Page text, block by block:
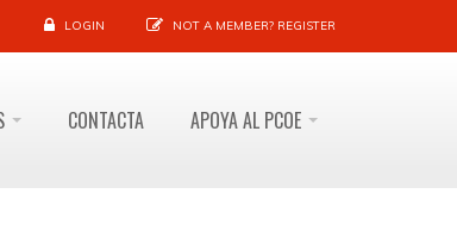
LOGIN NOT A MEMBER? REGISTER
CONTACTA APOYA AL PCOE